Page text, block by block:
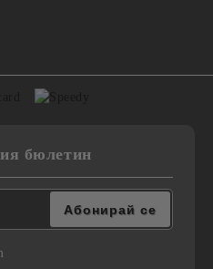
бюлетин